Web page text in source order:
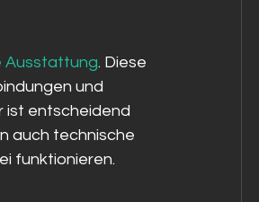
Ausstattung. Diese
und
ist entscheidend
auch technische
funktionieren.